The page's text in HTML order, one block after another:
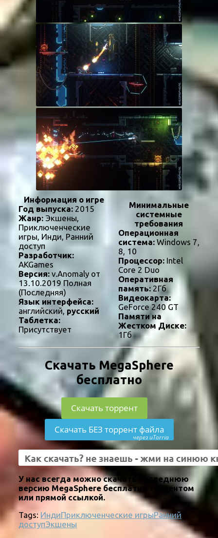
Информация о игре
Год выпуска: 2015
Жанр: Экшены,
Приключенческие
игры, Инди, Ранний
доступ
Разработчик:
AKGames
Версия: v.Anomaly от
13.10.2019 Полная
(Последняя)
Язык интерфейса:
английский, русский
Таблетка:
Присутствует
Минимальные
системные
требования
Операционная
система:Windows 7,
8, 10
Процессор:Intel
Core 2 Duo
Оперативная
память:2Гб
Видеокарта:
GeForce 240 GT
Памяти на
Жестком Диске:
1Гб
Скачать MegaSphere
бесплатно
Скачать торрент
Скачать БЕЗ торрент файла
через uTorria
У нас всегда можно скачать последнюю
версию MegaSphere бесплатно торрентом
или прямой ссылкой.
Tags: ИндиПриключенческие игрыРанний
доступЭкшены